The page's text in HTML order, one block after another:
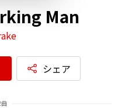
Man
シェア